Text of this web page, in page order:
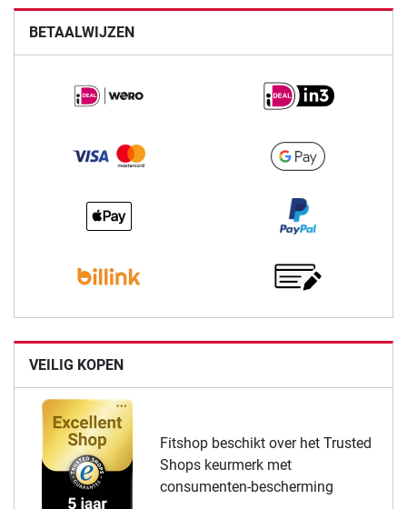
BETAALWIJZEN
VEILIG KOPEN
Fitshop beschikt over het Trusted
Shops keurmerk met
consumenten-bescherming